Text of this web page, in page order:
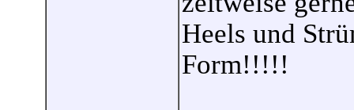
Heels und
Form!!!!!